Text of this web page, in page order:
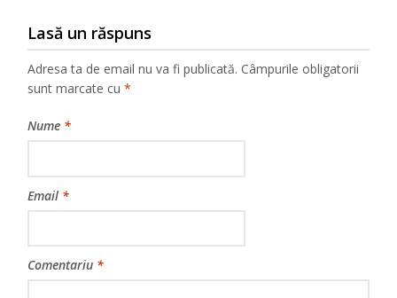
Lasă un răspuns
Adresa ta de email nu va fi publicată. Câmpurile obligatorii
sunt marcate cu*
Nume *
Email *
Comentariu *